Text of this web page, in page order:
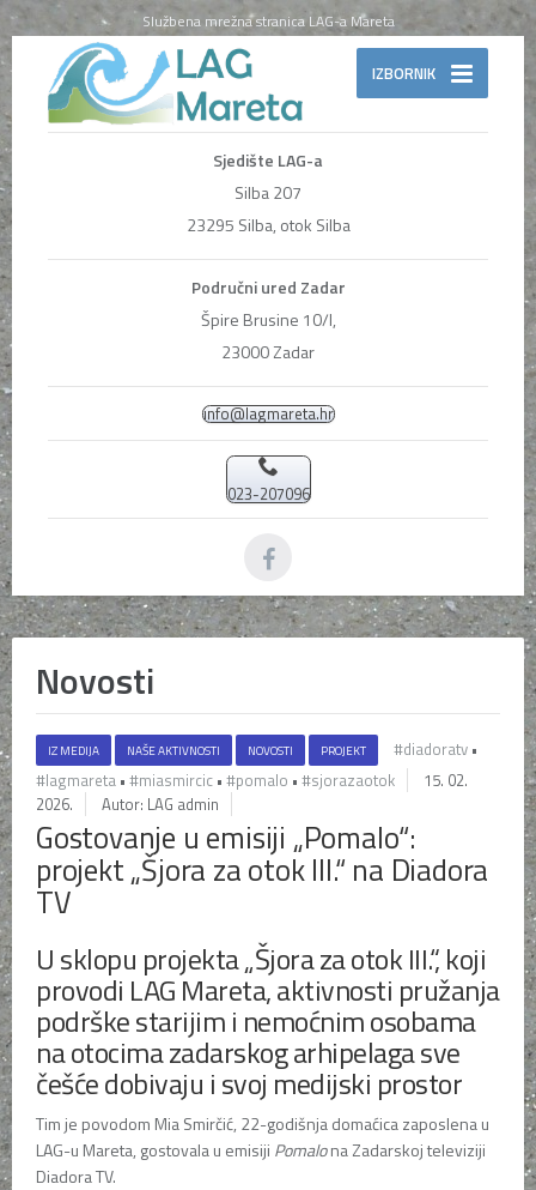
Službena mrežna stranica LAG-a Mareta
IZBORNIK
Sjedište LAG-a
Silba 207
23295 Silba, otok Silba
Područni ured Zadar
Špire Brusine 10/I,
23000 Zadar
info@lagmareta.hr
023-207096
Novosti
IZ MEDIJA NAŠE AKTIVNOSTI NOVOSTI PROJEKT #diadoratv •
#lagmareta • #miasmircic • #pomalo • #sjorazaotok
15. 02.
2026.
Autor: LAG admin
Gostovanje u emisiji „Pomalo“:
projekt „Šjora za otok III.“ na Diadora
TV
U sklopu projekta „Šjora za otok III.“, koji
provodi LAG Mareta, aktivnosti pružanja
podrške starijim i nemoćnim osobama
na otocima zadarskog arhipelaga sve
češće dobivaju i svoj medijski prostor
Tim je povodom Mia Smirčić, 22-godišnja domaćica zaposlena u
LAG-u Mareta, gostovala u emisiji Pomalona Zadarskoj televiziji
Diadora TV.